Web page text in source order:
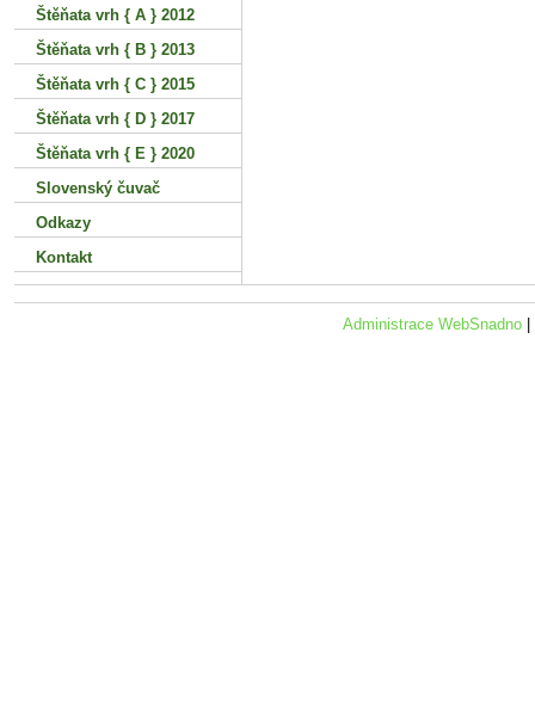
Štěňata vrh { A } 2012
Štěňata vrh { B } 2013
Štěňata vrh { C } 2015
Štěňata vrh { D } 2017
Štěňata vrh { E } 2020
Slovenský čuvač
Odkazy
Kontakt
Administrace WebSnadno|